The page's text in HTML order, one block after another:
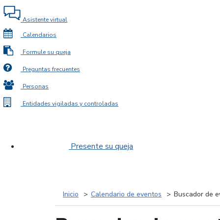
Asistente virtual
Calendarios
Formule su queja
Preguntas frecuentes
Personas
Entidades vigiladas y controladas
Presente su queja
Inicio Calendario de eventos Buscador de